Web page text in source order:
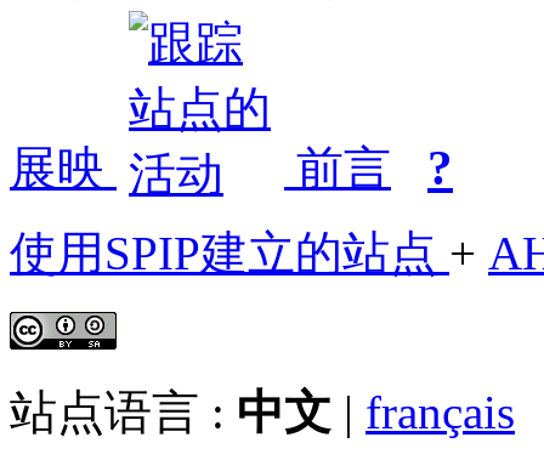
展映 前言 ?
使用SPIP建立的站点 +
站点语言 : 中文 | français